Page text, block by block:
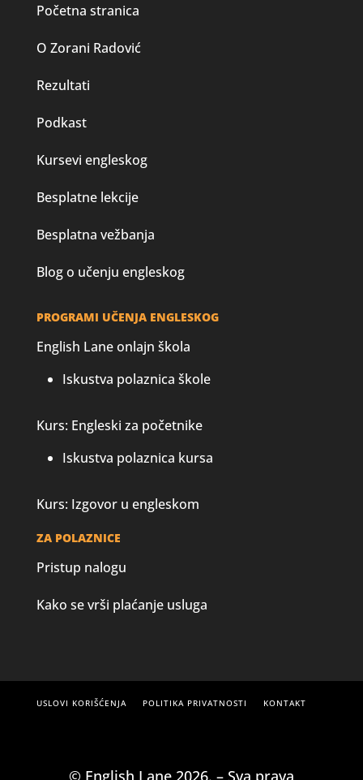
Početna stranica
O Zorani Radović
Rezultati
Podkast
Kursevi engleskog
Besplatne lekcije
Besplatna vežbanja
Blog o učenju engleskog
PROGRAMI UČENJA ENGLESKOG
English Lane onlajn škola
Iskustva polaznica škole
Kurs: Engleski za početnike
Iskustva polaznica kursa
Kurs: Izgovor u engleskom
ZA POLAZNICE
Pristup nalogu
Kako se vrši plaćanje usluga
USLOVI KORIŠĆENJA POLITIKA PRIVATNOSTI KONTAKT